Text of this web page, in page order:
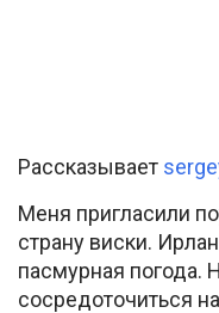
Рассказывает
Меня пригласили
страну виски.
пасмурная погода.
сосредоточиться